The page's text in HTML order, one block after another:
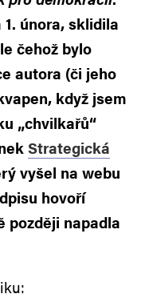
února, sklidila
čehož bylo
autora (či jeho
když jsem
„chvilkařů“
Strategická
vyšel na webu
hovoří
později napadla